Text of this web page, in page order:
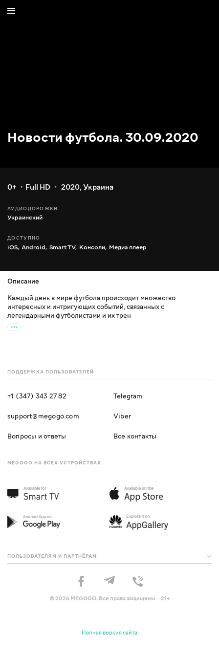
Новости футбола. 30.09.2020
0+ Full HD 2020, Украина
АУДИОДОРОЖКИ
Украинский
ДОСТУПНО
iOS, Android, Smart TV, Консоли, Медиа плеер
Описание
Каждый день в мире футбола происходит множество
интересных и интригующих событий, связанных с
легендарными футболистами и их трен
ПОДДЕРЖКА ПОЛЬЗОВАТЕЛЕЙ
+1 (347) 343 27 82
support@megogo.com
Вопросы и ответы
Telegram
Viber
Все контакты
MEGOGO НА ВСЕХ УСТРОЙСТВАХ
ПОЛЬЗОВАТЕЛЯМ И ПАРТНЁРАМ
© 2026 MEGOGO. Все права защищены · 21+
Полная версия сайта